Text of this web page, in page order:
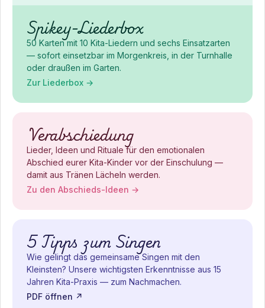
Spikey-Liederbox
50 Karten mit 10 Kita-Liedern und sechs Einsatzarten
— sofort einsetzbar im Morgenkreis, in der Turnhalle
oder draußen im Garten.
Zur Liederbox →
Verabschiedung
Lieder, Ideen und Rituale für den emotionalen
Abschied eurer Kita-Kinder vor der Einschulung —
damit aus Tränen Lächeln werden.
Zu den Abschieds-Ideen →
5 Tipps zum Singen
Wie gelingt das gemeinsame Singen mit den
Kleinsten? Unsere wichtigsten Erkenntnisse aus 15
Jahren Kita-Praxis — zum Nachmachen.
PDF öffnen ↗